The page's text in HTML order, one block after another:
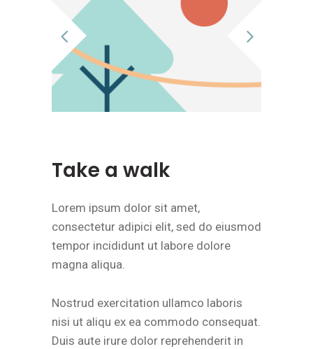
Take a walk
Lorem ipsum dolor sit amet,
consectetur adipici elit, sed do eiusmod
tempor incididunt ut labore dolore
magna aliqua.
Nostrud exercitation ullamco laboris
nisi ut aliqu ex ea commodo consequat.
Duis aute irure dolor reprehenderit in